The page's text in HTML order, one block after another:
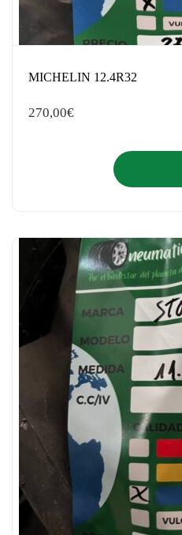
MICHELIN 12.4R32
270,00€